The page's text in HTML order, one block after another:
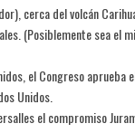
cerca del volcán
(Posiblemente sea el
el Congreso aprueba
Unidos.
el compromiso